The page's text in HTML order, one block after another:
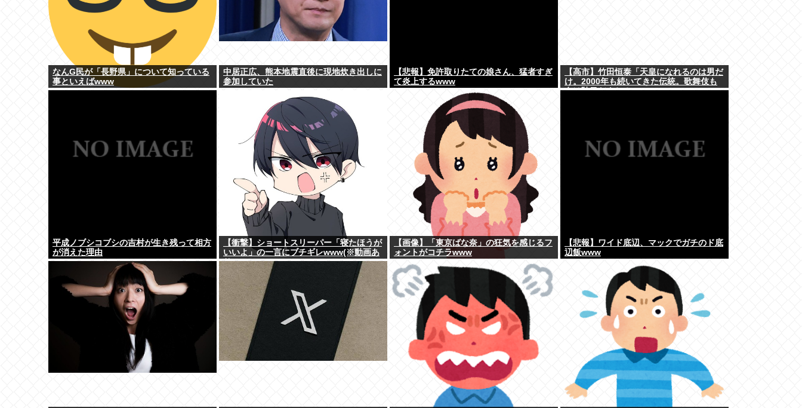
なんG民が「長野県」について知っている
事といえばwww
中居正広、熊本地震直後に現地炊き出しに
参加していた
【悲報】免許取りたての娘さん、猛者すぎ
て炎上するwww
【高市】竹田恒泰「天皇になれるのは男だ
け。2000年も続いてきた伝統。歌舞伎も
女は駄目だよね？」
平成ノブシコブシの吉村が生き残って相方
が消えた理由
【衝撃】ショートスリーパー「寝たほうが
いいよ」の一言にブチギレwww(※動画あ
り)
【画像】「東京ばな奈」の狂気を感じるフ
ォントがコチラwww
【悲報】ワイド底辺、マックでガチのド底
辺飯www